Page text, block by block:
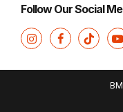
Follow Our Social